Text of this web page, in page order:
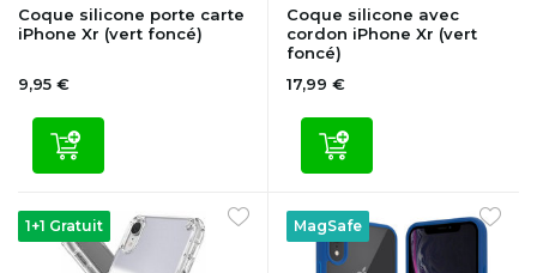
Coque silicone porte carte
iPhone Xr (vert foncé)
9,95 €
Coque silicone avec
cordon iPhone Xr (vert
foncé)
17,99 €
1+1 Gratuit MagSafe